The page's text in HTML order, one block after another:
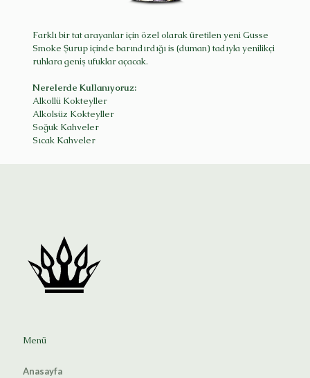
Farklı bir tat arayanlar için özel olarak üretilen yeni Gusse
Smoke Şurup içinde barındırdığı is (duman) tadıyla yenilikçi
ruhlara geniş ufuklar açacak.
Nerelerde Kullanıyoruz:
Alkollü Kokteyller
Alkolsüz Kokteyller
Soğuk Kahveler
Sıcak Kahveler
Menü
Anasayfa